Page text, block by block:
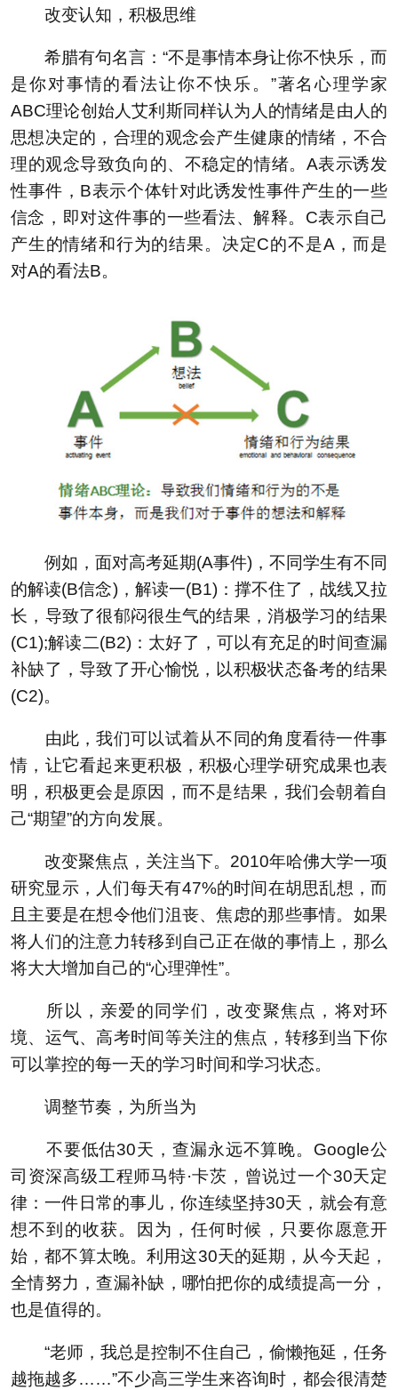
改变认知，积极思维
希腊有句名言：“不是事情本身让你不快乐，而
是你对事情的看法让你不快乐。”著名心理学家
ABC理论创始人艾利斯同样认为人的情绪是由人的
思想决定的，合理的观念会产生健康的情绪，不合
理的观念导致负向的、不稳定的情绪。A表示诱发
性事件，B表示个体针对此诱发性事件产生的一些
信念，即对这件事的一些看法、解释。C表示自己
产生的情绪和行为的结果。决定C的不是A，而是
对A的看法B。
例如，面对高考延期(A事件)，不同学生有不同
的解读(B信念)，解读一(B1)：撑不住了，战线又拉
长，导致了很郁闷很生气的结果，消极学习的结果
(C1);解读二(B2)：太好了，可以有充足的时间查漏
补缺了，导致了开心愉悦，以积极状态备考的结果
(C2)。
由此，我们可以试着从不同的角度看待一件事
情，让它看起来更积极，积极心理学研究成果也表
明，积极更会是原因，而不是结果，我们会朝着自
己“期望”的方向发展。
改变聚焦点，关注当下。2010年哈佛大学一项
研究显示，人们每天有47%的时间在胡思乱想，而
且主要是在想令他们沮丧、焦虑的那些事情。如果
将人们的注意力转移到自己正在做的事情上，那么
将大大增加自己的“心理弹性”。
所以，亲爱的同学们，改变聚焦点，将对环
境、运气、高考时间等关注的焦点，转移到当下你
可以掌控的每一天的学习时间和学习状态。
调整节奏，为所当为
不要低估30天，查漏永远不算晚。Google公
司资深高级工程师马特·卡茨，曾说过一个30天定
律：一件日常的事儿，你连续坚持30天，就会有意
想不到的收获。因为，任何时候，只要你愿意开
始，都不算太晚。利用这30天的延期，从今天起，
全情努力，查漏补缺，哪怕把你的成绩提高一分，
也是值得的。
“老师，我总是控制不住自己，偷懒拖延，任务
越拖越多……”不少高三学生来咨询时，都会很清楚